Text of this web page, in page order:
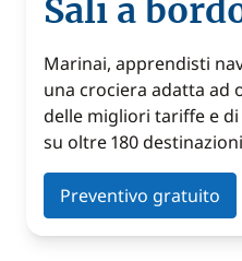
Sali a
Marinai, apprendisti
una crociera adatta ad
delle migliori tariffe e
su oltre 180
Preventivo gratuito